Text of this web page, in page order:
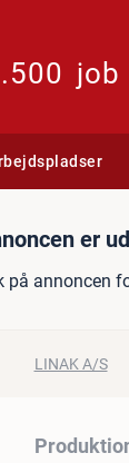
job
er
på annoncen
LINAK A/S